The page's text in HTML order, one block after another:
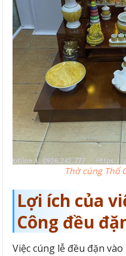
Thờ cúng Thổ
Lợi ích của
Công đều
Việc cúng lễ đều đặn